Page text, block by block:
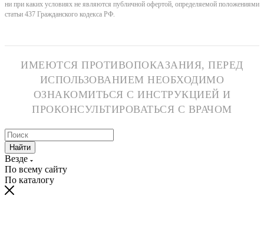
ни при каких условиях не являются публичной офертой, определяемой положениями
статьи 437 Гражданского кодекса РФ.
ИМЕЮТСЯ ПРОТИВОПОКАЗАНИЯ, ПЕРЕД
ИСПОЛЬЗОВАНИЕМ НЕОБХОДИМО
ОЗНАКОМИТЬСЯ С ИНСТРУКЦИЕЙ И
ПРОКОНСУЛЬТИРОВАТЬСЯ С ВРАЧОМ
Найти
Везде
По всему сайту
По каталогу